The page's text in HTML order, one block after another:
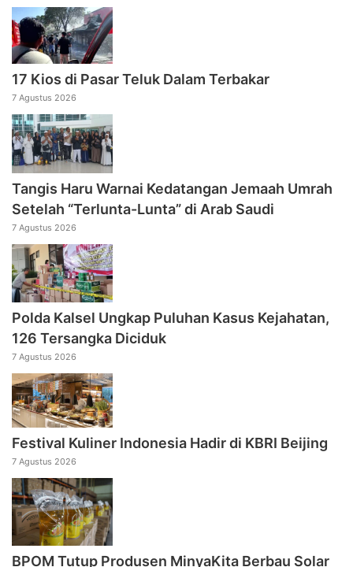
17 Kios di Pasar Teluk Dalam Terbakar
7 Agustus 2026
Tangis Haru Warnai Kedatangan Jemaah Umrah
Setelah “Terlunta-Lunta” di Arab Saudi
7 Agustus 2026
Polda Kalsel Ungkap Puluhan Kasus Kejahatan,
126 Tersangka Diciduk
7 Agustus 2026
Festival Kuliner Indonesia Hadir di KBRI Beijing
7 Agustus 2026
BPOM Tutup Produsen MinyaKita Berbau Solar